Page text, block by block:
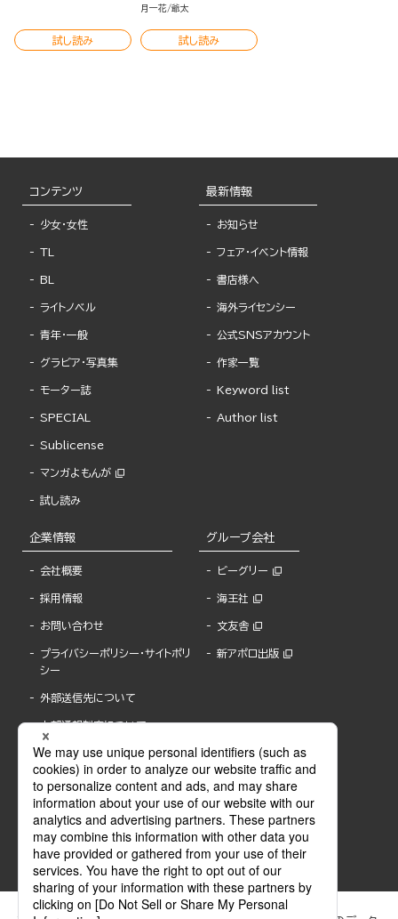
試し読み
月一花 爺太
試し読み
コンテンツ
少女・女性
TL
BL
ライトノベル
青年・一般
グラビア・写真集
モーター誌
SPECIAL
Sublicense
マンガよもんが
試し読み
最新情報
お知らせ
フェア・イベント情報
書店様へ
海外ライセンシー
公式SNSアカウント
作家一覧
Keyword list
Author list
企業情報
会社概要
採用情報
お問い合わせ
プライバシーポリシー・サイトポリ
シー
外部送信先について
内部通報制度について
グループ会社
ビーグリー
海王社
文友舎
新アポロ出版